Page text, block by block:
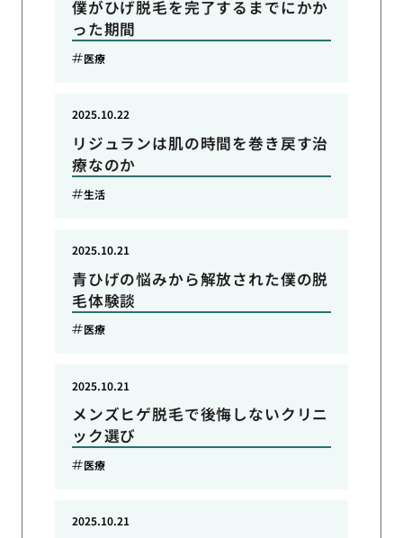
僕がひげ脱毛を完了するまでにかか
った期間
医療
リジュランは肌の時間を巻き戻す治
療なのか
2025.10.22
生活
青ひげの悩みから解放された僕の脱
毛体験談
2025.10.21
医療
メンズヒゲ脱毛で後悔しないクリニ
ック選び
2025.10.21
医療
2025.10.21